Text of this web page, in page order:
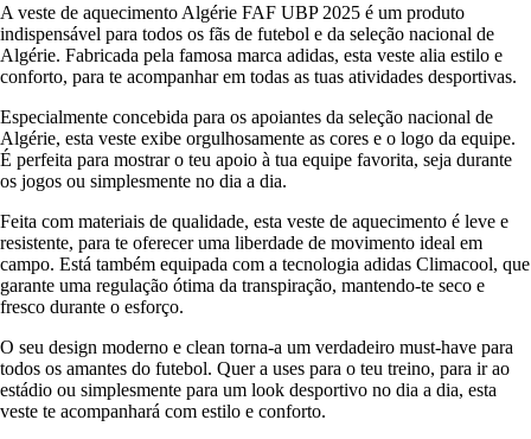
A veste de aquecimento Algérie FAF UBP 2025 é um produto
indispensável para todos os fãs de futebol e da seleção nacional de
Algérie. Fabricada pela famosa marca adidas, esta veste alia estilo e
conforto, para te acompanhar em todas as tuas atividades desportivas.
Especialmente concebida para os apoiantes da seleção nacional de
Algérie, esta veste exibe orgulhosamente as cores e o logo da equipe.
É perfeita para mostrar o teu apoio à tua equipe favorita, seja durante
os jogos ou simplesmente no dia a dia.
Feita com materiais de qualidade, esta veste de aquecimento é leve e
resistente, para te oferecer uma liberdade de movimento ideal em
campo. Está também equipada com a tecnologia adidas Climacool, que
garante uma regulação ótima da transpiração, mantendo-te seco e
fresco durante o esforço.
O seu design moderno e clean torna-a um verdadeiro must-have para
todos os amantes do futebol. Quer a uses para o teu treino, para ir ao
estádio ou simplesmente para um look desportivo no dia a dia, esta
veste te acompanhará com estilo e conforto.